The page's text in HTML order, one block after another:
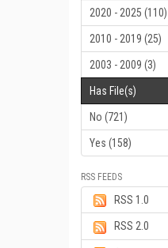
2020 - 2025 (110)
2010 - 2019 (25)
2003 - 2009 (3)
Has File(s)
No (721)
Yes (158)
RSS FEEDS
RSS 1.0
RSS 2.0